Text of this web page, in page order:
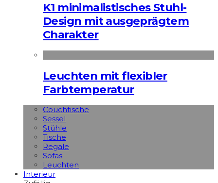
K1 minimalistisches Stuhl-
Design mit ausgeprägtem
Charakter
Leuchten mit flexibler
Farbtemperatur
Couchtische
Sessel
Stühle
Tische
Regale
Sofas
Leuchten
Interieur